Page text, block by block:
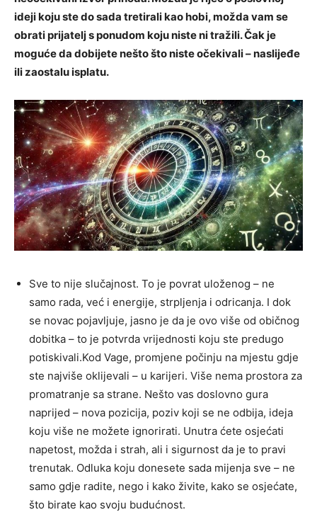
ideji koju ste do sada tretirali kao hobi, možda vam se
obrati prijatelj s ponudom koju niste ni tražili. Čak je
moguće da dobijete nešto što niste očekivali – naslijeđe
ili zaostalu isplatu.
Sve to nije slučajnost. To je povrat uloženog – ne
samo rada, već i energije, strpljenja i odricanja. I dok
se novac pojavljuje, jasno je da je ovo više od običnog
dobitka – to je potvrda vrijednosti koju ste predugo
potiskivali.Kod Vage, promjene počinju na mjestu gdje
ste najviše oklijevali – u karijeri. Više nema prostora za
promatranje sa strane. Nešto vas doslovno gura
naprijed – nova pozicija, poziv koji se ne odbija, ideja
koju više ne možete ignorirati. Unutra ćete osjećati
napetost, možda i strah, ali i sigurnost da je to pravi
trenutak. Odluka koju donesete sada mijenja sve – ne
samo gdje radite, nego i kako živite, kako se osjećate,
što birate kao svoju budućnost.